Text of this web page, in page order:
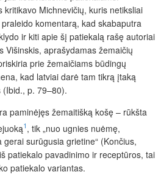
kritikavo Michnevičių, kuris netiksliai
komentarą, kad skabaputra
ir kiti apie šį patiekalą rašę autoriai
Višinskis, aprašydamas žemaičių
prie žemaičiams būdingų
kad latviai darė tam tikrą įtaką
p. 79–80).
paminėjęs žemaitišką košę – rūkšta
1, tik „nuo ugnies nuėmę,
surūgusia grietine“ (Končius,
patiekalo pavadinimo ir receptūros, tai
patiekalo variantas.